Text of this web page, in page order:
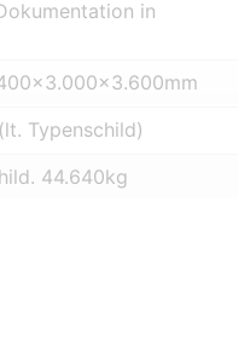
in
Typenschild)
44.640kg